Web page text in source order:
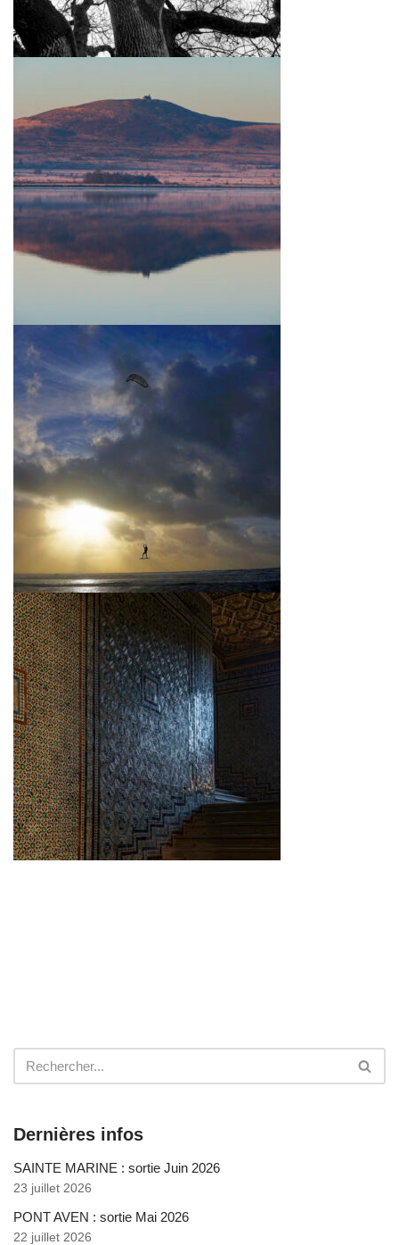
Dernières infos
SAINTE MARINE : sortie Juin 2026
23 juillet 2026
PONT AVEN : sortie Mai 2026
22 juillet 2026